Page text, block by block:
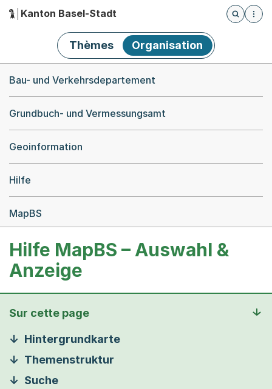
Hauptnavigation
Kanton Basel-Stadt
Öffnet
Thèmes Organisation
Bau- und Verkehrsdepartement
Grundbuch- und Vermessungsamt
Geoinformation
Hilfe
MapBS
Hilfe MapBS – Auswahl &
Anzeige
Sur cette page
Hintergrundkarte
Themenstruktur
Suche